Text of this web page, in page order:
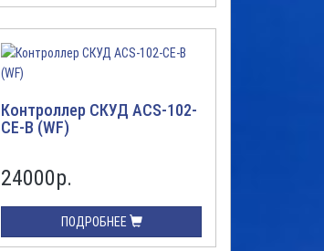
Контроллер СКУД ACS-102-
CE-B (WF)
24000р.
ПОДРОБНЕЕ